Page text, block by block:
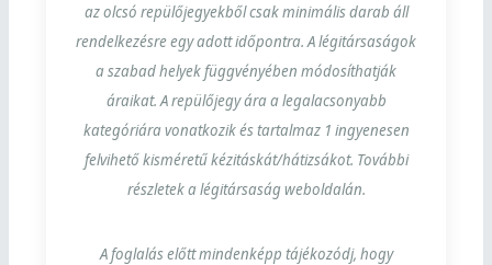
az olcsó repülőjegyekből csak minimális darab áll
rendelkezésre egy adott időpontra. A légitársaságok
a szabad helyek függvényében módosíthatják
áraikat. A repülőjegy ára a legalacsonyabb
kategóriára vonatkozik és tartalmaz 1 ingyenesen
felvihető kisméretű kézitáskát/hátizsákot. További
részletek a légitársaság weboldalán.
A foglalás előtt mindenképp tájékozódj, hogy